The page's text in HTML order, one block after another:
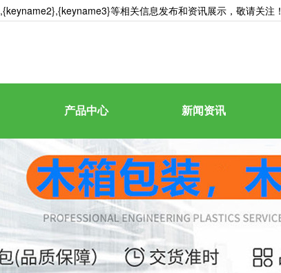
,{keyname2},{keyname3}等相关信息发布和资讯展示，敬请关注！
产品中心 新闻资讯